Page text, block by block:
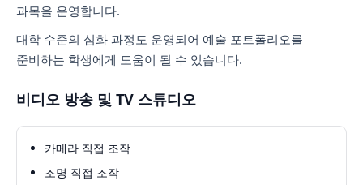
과목을 운영합니다.
대학 수준의 심화 과정도 운영되어 예술 포트폴리오를
준비하는 학생에게 도움이 될 수 있습니다.
비디오 방송 및 TV 스튜디오
카메라 직접 조작
조명 직접 조작